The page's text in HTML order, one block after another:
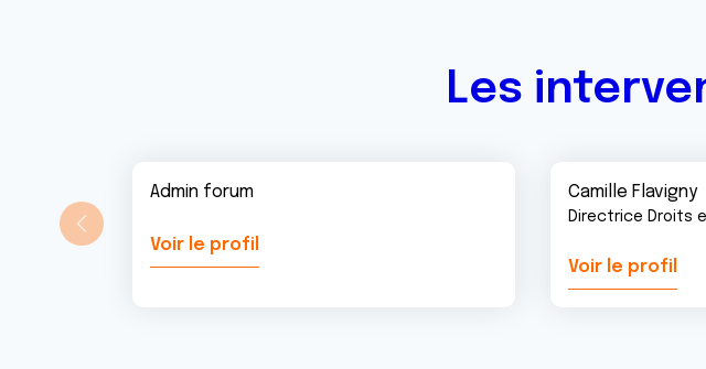
Les
Admin forum
Voir le profil
Camille Flavigny
Directrice Droits
Voir le profil